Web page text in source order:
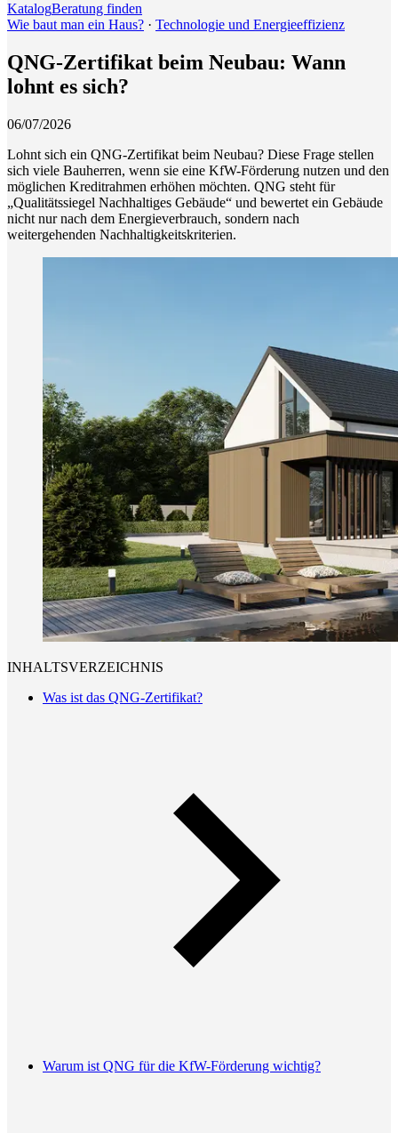
KatalogBeratung finden
Wie baut man ein Haus? · Technologie und Energieeffizienz
QNG-Zertifikat beim Neubau: Wann
lohnt es sich?
06/07/2026
Lohnt sich ein QNG-Zertifikat beim Neubau? Diese Frage stellen
sich viele Bauherren, wenn sie eine KfW-Förderung nutzen und den
möglichen Kreditrahmen erhöhen möchten. QNG steht für
„Qualitätssiegel Nachhaltiges Gebäude“ und bewertet ein Gebäude
nicht nur nach dem Energieverbrauch, sondern nach
weitergehenden Nachhaltigkeitskriterien.
INHALTSVERZEICHNIS
Was ist das QNG-Zertifikat?
Warum ist QNG für die KfW-Förderung wichtig?